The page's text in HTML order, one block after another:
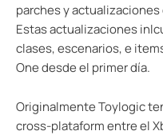
parches y actualizaciones
Estas actualizaciones
clases, escenarios, e
One desde el primer día.
Originalmente Toylogic
cross-plataform entre el